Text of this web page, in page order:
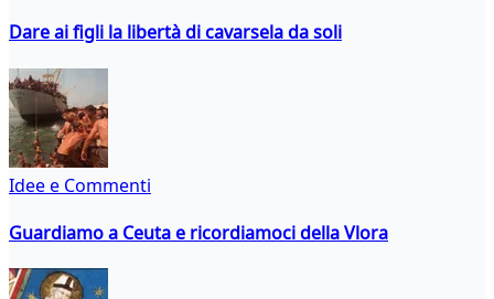
Dare ai figli la libertà di cavarsela da soli
Idee e Commenti
Guardiamo a Ceuta e ricordiamoci della Vlora